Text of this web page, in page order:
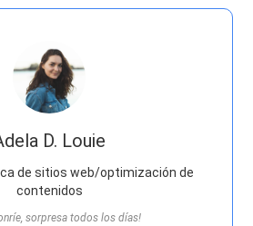
D. Louie
de sitios web/optimización de
contenidos
sorpresa todos los días!